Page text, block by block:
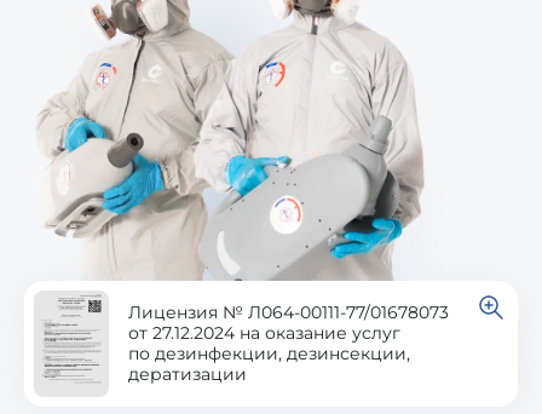
Лицензия № Л064-00111-77/01678073
от 27.12.2024 на оказание услуг
по дезинфекции, дезинсекции,
дератизации